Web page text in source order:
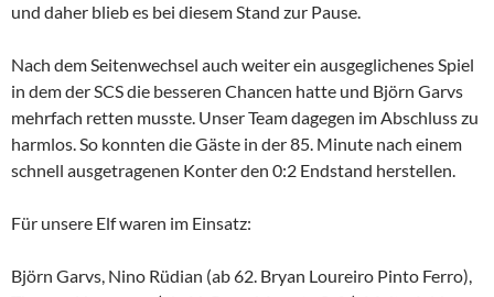
und daher blieb es bei diesem Stand zur Pause.
Nach dem Seitenwechsel auch weiter ein ausgeglichenes Spiel
in dem der SCS die besseren Chancen hatte und Björn Garvs
mehrfach retten musste. Unser Team dagegen im Abschluss zu
harmlos. So konnten die Gäste in der 85. Minute nach einem
schnell ausgetragenen Konter den 0:2 Endstand herstellen.
Für unsere Elf waren im Einsatz:
Björn Garvs, Nino Rüdian (ab 62. Bryan Loureiro Pinto Ferro),